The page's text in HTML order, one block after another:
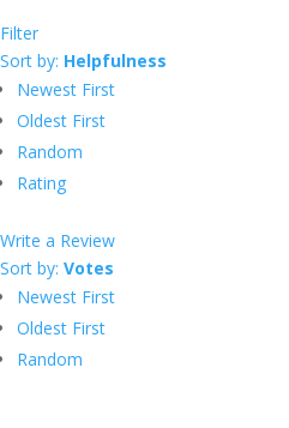
Filter
Sort by: Helpfulness
Newest First
Oldest First
Random
Rating
Write a Review
Sort by: Votes
Newest First
Oldest First
Random